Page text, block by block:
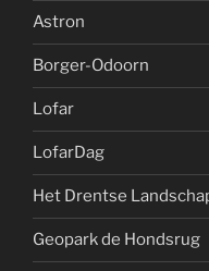
Astron
Borger-Odoorn
Lofar
LofarDag
Het Drentse
Geopark de Hondsrug